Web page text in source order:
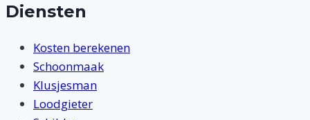
Diensten
Kosten berekenen
Schoonmaak
Klusjesman
Loodgieter